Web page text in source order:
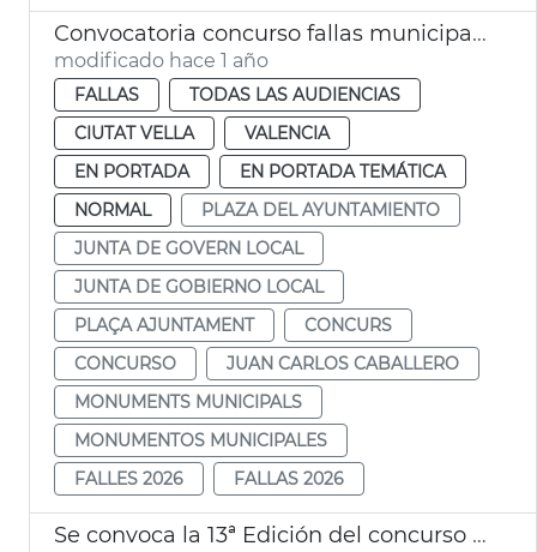
Convocatoria concurso fallas municipales València 2026
modificado hace 1 año
FALLAS
TODAS LAS AUDIENCIAS
CIUTAT VELLA
VALENCIA
EN PORTADA
EN PORTADA TEMÁTICA
NORMAL
PLAZA DEL AYUNTAMIENTO
JUNTA DE GOVERN LOCAL
JUNTA DE GOBIERNO LOCAL
PLAÇA AJUNTAMENT
CONCURS
CONCURSO
JUAN CARLOS CABALLERO
MONUMENTS MUNICIPALS
MONUMENTOS MUNICIPALES
FALLES 2026
FALLAS 2026
Se convoca la 13ª Edición del concurso K me cuentas